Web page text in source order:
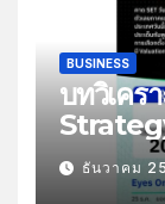
BUSINESS
บทวิเคร
ธันวาคม
ส่งออกไ
ธันวาคม